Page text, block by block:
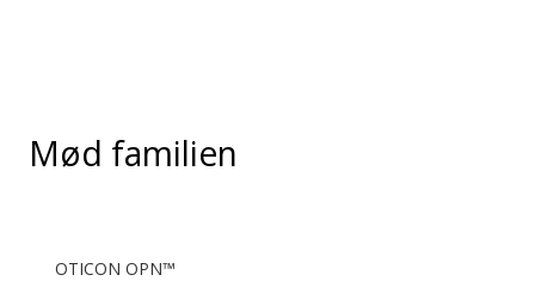
Mød familien
OTICON OPN™